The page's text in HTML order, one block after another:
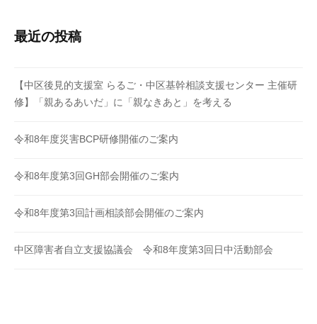
最近の投稿
【中区後見的支援室 らるご・中区基幹相談支援センター 主催研
修】「親あるあいだ」に「親なきあと」を考える
令和8年度災害BCP研修開催のご案内
令和8年度第3回GH部会開催のご案内
令和8年度第3回計画相談部会開催のご案内
中区障害者自立支援協議会 令和8年度第3回日中活動部会